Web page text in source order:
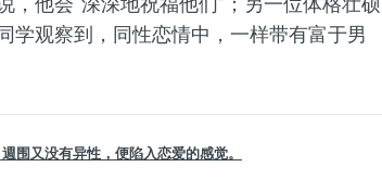
学观察到，同性恋情中，一样带有富于男
围又没有异性，便陷入恋爱的感觉。